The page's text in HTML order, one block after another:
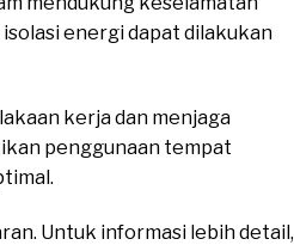
energi dapat dilakukan
kerja dan menjaga
penggunaan tempat
Untuk informasi lebih detail,